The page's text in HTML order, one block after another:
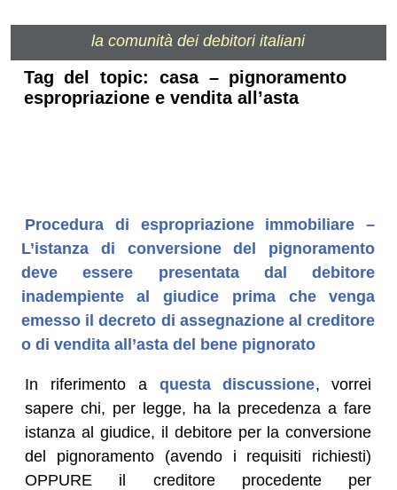
la comunità dei debitori italiani
Tag del topic: casa – pignoramento
espropriazione e vendita all’asta
Procedura di espropriazione immobiliare –
L’istanza di conversione del pignoramento
deve essere presentata dal debitore
inadempiente al giudice prima che venga
emesso il decreto di assegnazione al creditore
o di vendita all’asta del bene pignorato
In riferimento a questa discussione, vorrei
sapere chi, per legge, ha la precedenza a fare
istanza al giudice, il debitore per la conversione
del pignoramento (avendo i requisiti richiesti)
OPPURE il creditore procedente per